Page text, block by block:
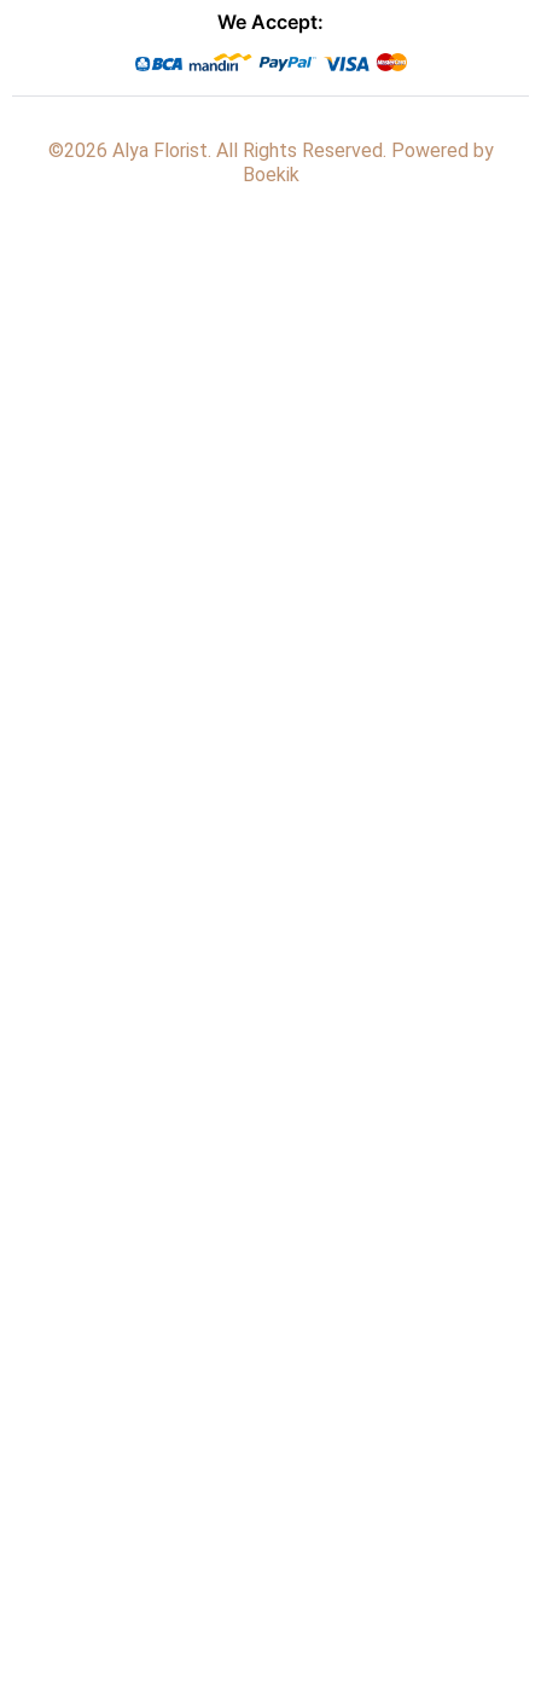
We Accept:
©2026 Alya Florist. All Rights Reserved. Powered by
Boekik